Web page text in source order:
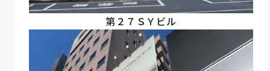
第２７ＳＹビル